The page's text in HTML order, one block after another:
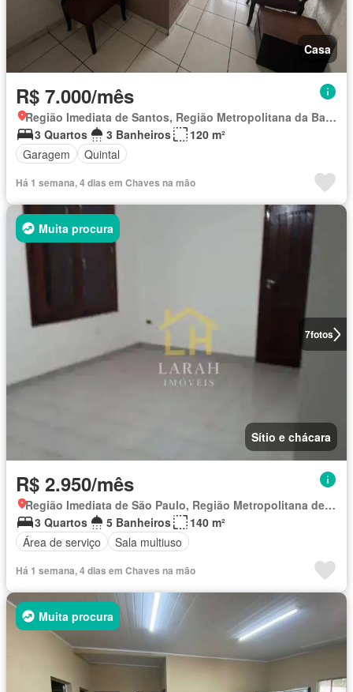
Casa
R$ 7.000/mês
Região Imediata de Santos, Região Metropolitana da Baixada Santista
3 Quartos
3 Banheiros
120 m²
Garagem
Quintal
Há 1 semana, 4 dias em Chaves na mão
7fotos
Muita procura
Sítio e chácara
R$ 2.950/mês
Região Imediata de São Paulo, Região Metropolitana de São Paulo
3 Quartos
5 Banheiros
140 m²
Área de serviço
Sala multiuso
Há 1 semana, 4 dias em Chaves na mão
Muita procura